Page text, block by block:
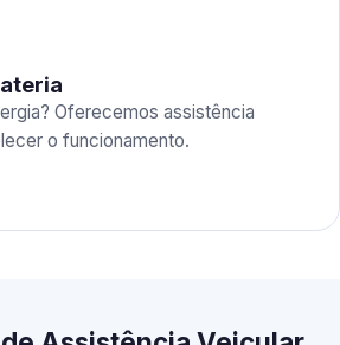
Oferecemos assistência
o funcionamento.